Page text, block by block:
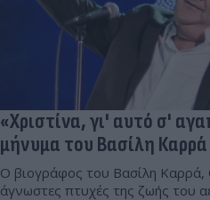
«Χριστίνα, γι' αυτό σ'
μήνυμα του Βασίλη
Ο βιογράφος του Βασίλη Καρρά,
άγνωστες πτυχές της ζωής του